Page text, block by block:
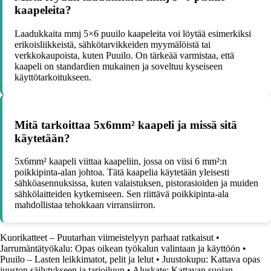
kaapeleita?
Laadukkaita mmj 5×6 puuilo kaapeleita voi löytää esimerkiksi
erikoisliikkeistä, sähkötarvikkeiden myymälöistä tai
verkkokaupoista, kuten Puuilo. On tärkeää varmistaa, että
kaapeli on standardien mukainen ja soveltuu kyseiseen
käyttötarkoitukseen.
Mitä tarkoittaa 5x6mm² kaapeli ja missä sitä
käytetään?
5x6mm² kaapeli viittaa kaapeliin, jossa on viisi 6 mm²:n
poikkipinta-alan johtoa. Tätä kaapelia käytetään yleisesti
sähköasennuksissa, kuten valaistuksen, pistorasioiden ja muiden
sähkölaitteiden kytkemiseen. Sen riittävä poikkipinta-ala
mahdollistaa tehokkaan virransiirron.
Kuorikatteet – Puutarhan viimeistelyyn parhaat ratkaisut •
Jarrumäntätyökalu: Opas oikean työkalun valintaan ja käyttöön •
Puuilo – Lasten leikkimatot, pelit ja lelut • Juustokupu: Kattava opas